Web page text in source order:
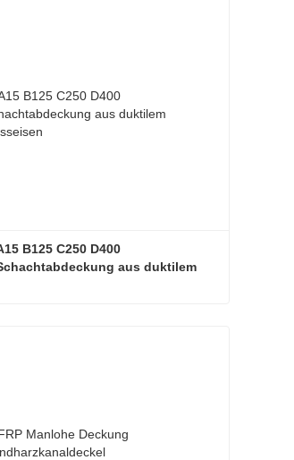
B125 C250 D400
aus duktilem